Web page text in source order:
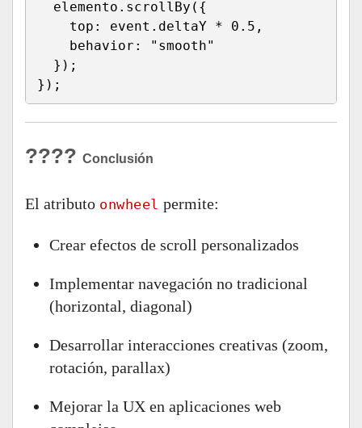
  elemento
. scrollBy ( {
top : event . deltaY * 0.5 ,
behavior :
"smooth"
} ) ;
} ) ;
???? Conclusión
El atributo onwheel permite:
Crear efectos de scroll personalizados
Implementar navegación no tradicional
(horizontal, diagonal)
Desarrollar interacciones creativas (zoom,
rotación, parallax)
Mejorar la UX en aplicaciones web